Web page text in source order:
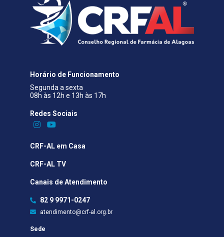
Horário de Funcionamento
Segunda a sexta
08h às 12h e 13h às 17h
Redes Sociais​
CRF-AL em Casa
CRF-AL TV
Canais de Atendimento
82 9 9971-0247
atendimento@crf-al.org.br
Sede